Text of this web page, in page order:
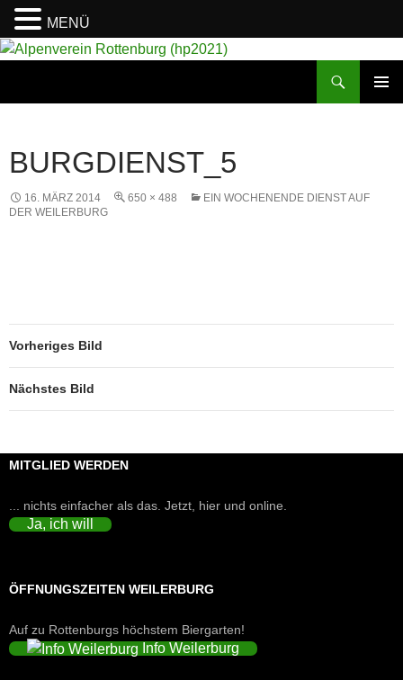
BURGDIENST_5
16. MÄRZ 2014 650 × 488
EIN WOCHENENDE DIENST AUF
DER WEILERBURG
Vorheriges Bild
Nächstes Bild
MITGLIED WERDEN
... nichts einfacher als das. Jetzt, hier und online.
Ja, ich will
ÖFFNUNGSZEITEN WEILERBURG
Auf zu Rottenburgs höchstem Biergarten!
Info Weilerburg
MENÜ